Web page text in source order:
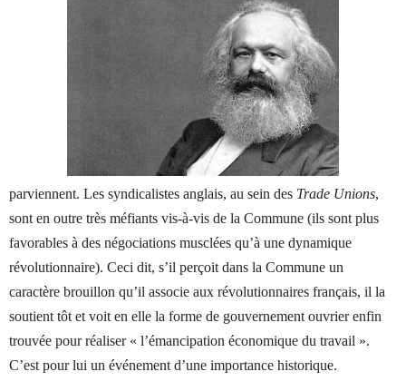
parviennent. Les syndicalistes anglais, au sein des Trade Unions,
sont en outre très méfiants vis-à-vis de la Commune (ils sont plus
favorables à des négociations musclées qu’à une dynamique
révolutionnaire). Ceci dit, s’il perçoit dans la Commune un
caractère brouillon qu’il associe aux révolutionnaires français, il la
soutient tôt et voit en elle la forme de gouvernement ouvrier enfin
trouvée pour réaliser « l’émancipation économique du travail ».
C’est pour lui un événement d’une importance historique.